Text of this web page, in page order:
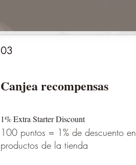
03
Canjea recompensas
1% Extra Starter Discount
100 puntos = 1% de descuento
productos de la tienda